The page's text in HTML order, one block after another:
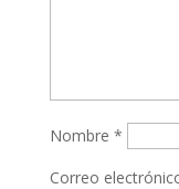
Nombre *
Correo